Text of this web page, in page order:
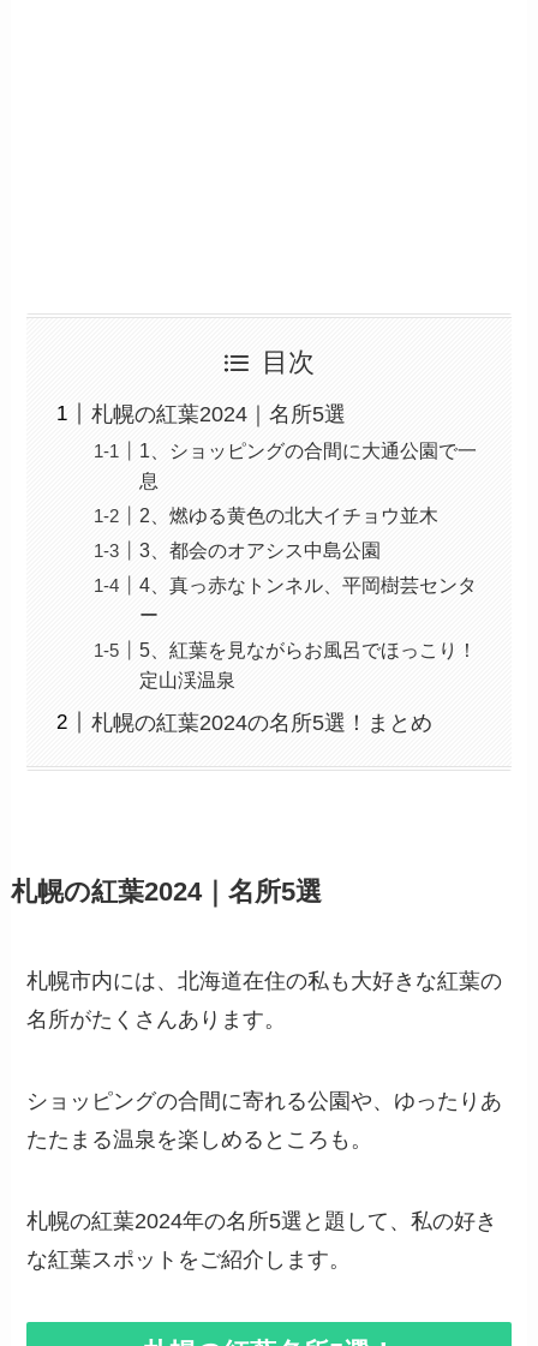
目次
札幌の紅葉2024｜名所5選
1、ショッピングの合間に大通公園で一
息
2、燃ゆる黄色の北大イチョウ並木
3、都会のオアシス中島公園
4、真っ赤なトンネル、平岡樹芸センタ
ー
5、紅葉を見ながらお風呂でほっこり！
定山渓温泉
札幌の紅葉2024の名所5選！まとめ
札幌の紅葉2024｜名所5選
札幌市内には、北海道在住の私も大好きな紅葉の
名所がたくさんあります。
ショッピングの合間に寄れる公園や、ゆったりあ
たたまる温泉を楽しめるところも。
札幌の紅葉2024年の名所5選と題して、私の好き
な紅葉スポットをご紹介します。